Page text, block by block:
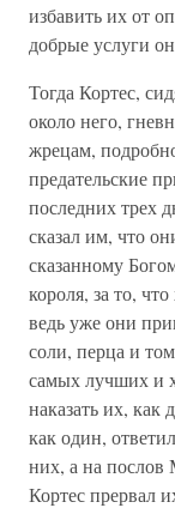
избавить их от
добрые услуги
Тогда Кортес,
около него,
жрецам,
предательские
последних трех
сказал им, что
сказанному
короля, за то,
ведь уже они
соли, перца и
самых лучших и
наказать их, как
как один,
них, а на
Кортес прервал